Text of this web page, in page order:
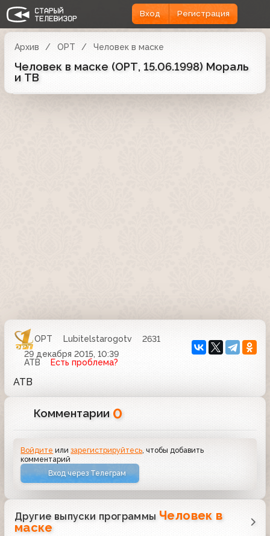
Вход Регистрация
Архив ОРТ Человек в маске
Человек в маске (ОРТ, 15.06.1998) Мораль
и ТВ
ОРТ Lubitelstarogotv
2631
29 декабря 2015, 10:39
АТВ
Есть проблема?
АТВ
Комментарии 0
Войдите илизарегистрируйтесь , чтобы добавить
комментарий
Вход через Телеграм
Другие выпуски программы Человек в
маске